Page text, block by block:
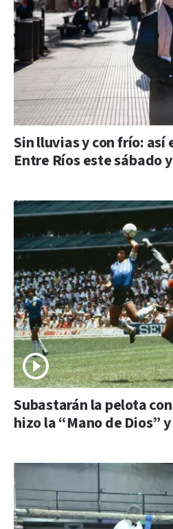
Sin lluvias y con frío:
Entre Ríos este sábado
Subastarán la pelota
hizo la “Mano de Dios”